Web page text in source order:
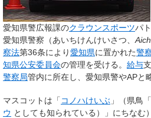
愛知県警広報課のクラウンスポーツパ
愛知県警察 （あいちけんけいさつ、
察法第36条により愛知県に置かれた警
知県公安委員会の管理を受ける。 給与
警察局管内に所在し、 愛知県警やAPと
マスコットは「 コノハけいぶ 」（県鳥「
ウ としても知られている）」にちなむ